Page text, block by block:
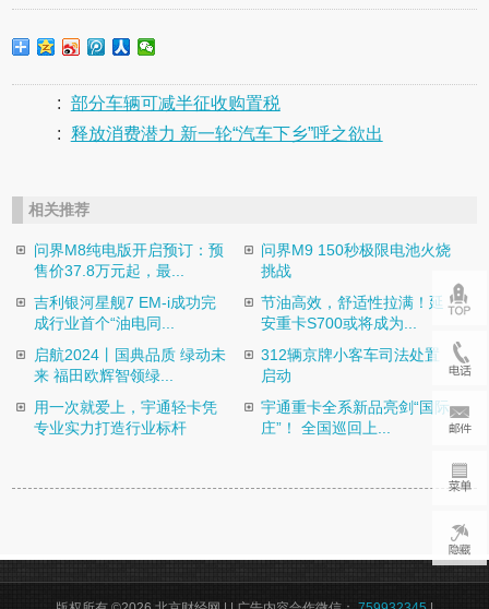
: 部分车辆可减半征收购置税
: 释放消费潜力 新一轮“汽车下乡”呼之欲出
相关推荐
问界M8纯电版开启预订：预
售价37.8万元起，最...
问界M9 150秒极限电池火烧
挑战
吉利银河星舰7 EM-i成功完
成行业首个“油电同...
节油高效，舒适性拉满！延
安重卡S700或将成为...
启航2024丨国典品质 绿动未
来 福田欧辉智领绿...
312辆京牌小客车司法处置
启动
用一次就爱上，宇通轻卡凭
专业实力打造行业标杆
宇通重卡全系新品亮剑“国际
庄”！ 全国巡回上...